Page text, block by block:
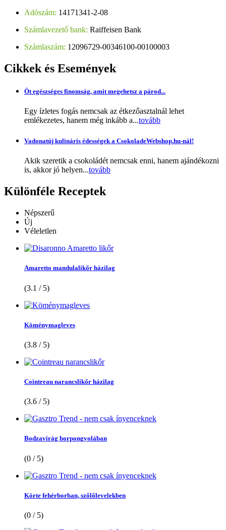
Adószám: 14171341-2-08
Számlavezető bank: Raiffeisen Bank
Számlaszám: 12096729-00346100-00100003
Cikkek és Események
Öt egészséges finomság, amit megehetsz a párod...
Egy ízletes fogás nemcsak az étkezőasztalnál lehet
emlékezetes, hanem még inkább a...tovább
Vadonatúj kulináris édességek a CsokoladeWebshop.hu-nál!
Akik szeretik a csokoládét nemcsak enni, hanem ajándékozni
is, akkor jó helyen...tovább
Különféle Receptek
Népszerű
Új
Véleletlen
Amaretto mandulalikőr házilag
(3.1 / 5)
Köménymagleves
(3.8 / 5)
Cointreau narancslikőr házilag
(3.6 / 5)
Bodzavirág borpongyolában
(0 / 5)
Körte fehérborban, szőlőlevelekben
(0 / 5)